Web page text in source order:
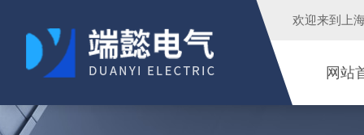
欢迎来到 上
网站